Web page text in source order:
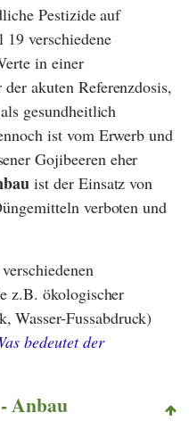
Pestizide auf
verschiedene
in einer
akuten Referenzdosis,
gesundheitlich
ist vom Erwerb und
Gojibeeren eher
ist der Einsatz von
verboten und
z.B. ökologischer
Wasser-Fussabdruck)
bedeutet der
Anbau